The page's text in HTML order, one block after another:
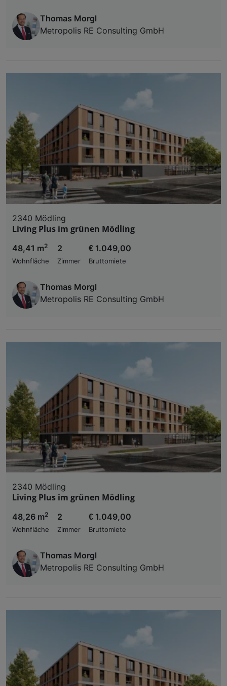
Thomas Morgl
Metropolis RE Consulting GmbH
2340 Mödling
Living Plus im grünen Mödling
48,41 m2
Wohnfläche
2
Zimmer
€ 1.049,00
Bruttomiete
Thomas Morgl
Metropolis RE Consulting GmbH
2340 Mödling
Living Plus im grünen Mödling
48,26 m2
Wohnfläche
2
Zimmer
€ 1.049,00
Bruttomiete
Thomas Morgl
Metropolis RE Consulting GmbH